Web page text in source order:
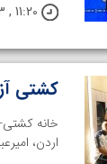
11:20 , 3 شهریور 03
کشتی آزاد
اردن، امیرعباس